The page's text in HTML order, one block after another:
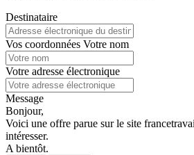
Destinataire
Vos coordonnées Votre nom
Votre adresse électronique
Message
Bonjour,
Voici une offre parue sur le site
intéresser.
A bientôt.